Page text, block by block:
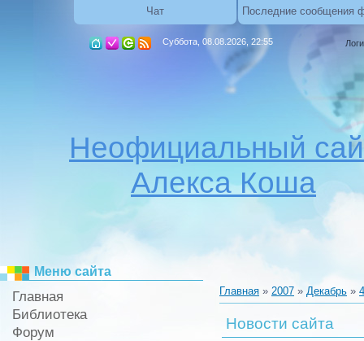
Чат Последние сообщения
Суббота, 08.08.2026, 22:55
Неофициальный
Алекса Коша
Меню сайта
Главная
Библиотека
Форум
Главная » 2007 » Декабрь » 4
Новости сайта